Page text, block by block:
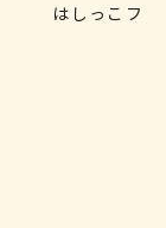
っこフ